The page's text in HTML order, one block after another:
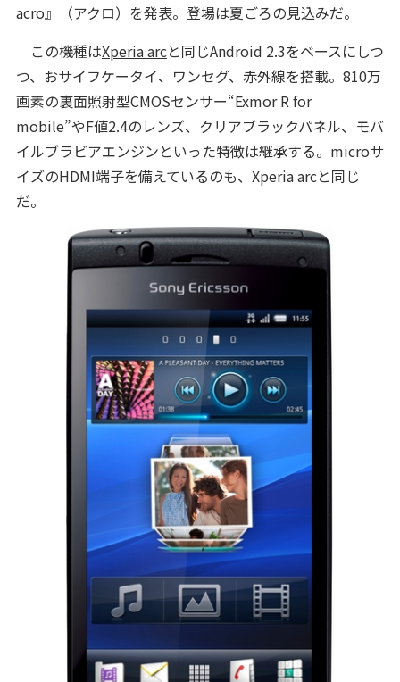
acro』（アクロ）を発表。登場は夏ごろの見込みだ。
この機種はXperia arcと同じAndroid 2.3をベースにしつ
つ、おサイフケータイ、ワンセグ、赤外線を搭載。810万
画素の裏面照射型CMOSセンサー“Exmor R for
mobile”やF値2.4のレンズ、クリアブラックパネル、モバ
イルブラビアエンジンといった特徴は継承する。microサ
イズのHDMI端子を備えているのも、Xperia arcと同じ
だ。